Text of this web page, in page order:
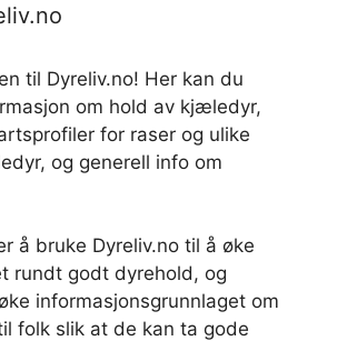
til Dyreliv.no! Her kan du
om hold av kjæledyr,
for raser og ulike
og generell info om
å bruke Dyreliv.no til å øke
rundt godt dyrehold, og
informasjonsgrunnlaget om
folk slik at de kan ta gode